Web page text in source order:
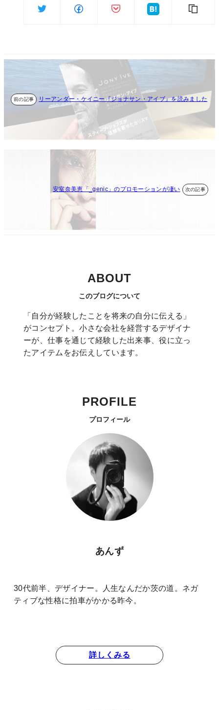
リーアンダー・ケイニー『ジョナサン・アイブ』を読みました
安室奈美恵「_genic」のプロモーションが凄い
ABOUT
このブログについて
「自分が経験したことを将来の自分に伝える」
がコンセプト。小さな会社を経営するデザイナ
ーが、仕事を通じて経験した出来事、役に立っ
たアイテムをお伝えしています。
PROFILE
プロフィール
あんず
30代前半、デザイナー。人生なんだか茨の道。ネガ
ティブな性格に拍車がかかる昨今。
詳しくみる